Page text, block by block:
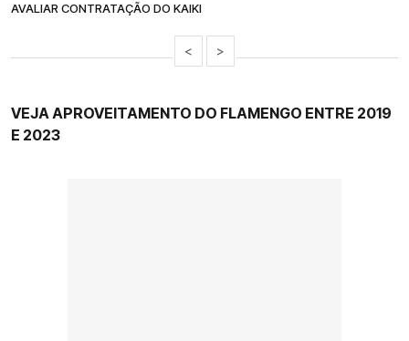
AVALIAR CONTRATAÇÃO DO KAIKI
< >
VEJA APROVEITAMENTO DO FLAMENGO ENTRE 2019
E 2023